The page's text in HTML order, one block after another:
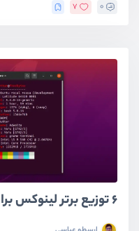
0
7
۶ توزیع‌ برتر لینوکس برای توسعه‌دهندگان